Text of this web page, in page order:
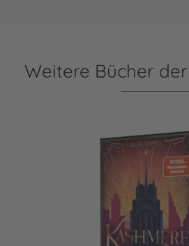
Weitere Bücher
Velvet-Dilogie 2: Kashmere